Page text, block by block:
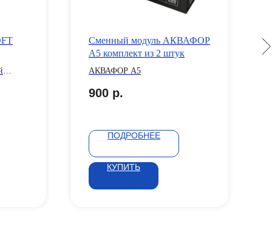
Сменный модуль АКВАФОР
А5 комплект из 2 штук
АКВАФОР А5
900 р.
ПОДРОБНЕЕ
КУПИТЬ